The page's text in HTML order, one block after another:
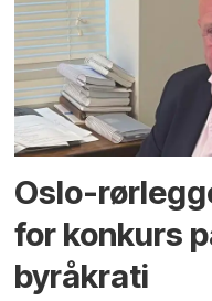
Oslo-
for konkurs
byråkrati